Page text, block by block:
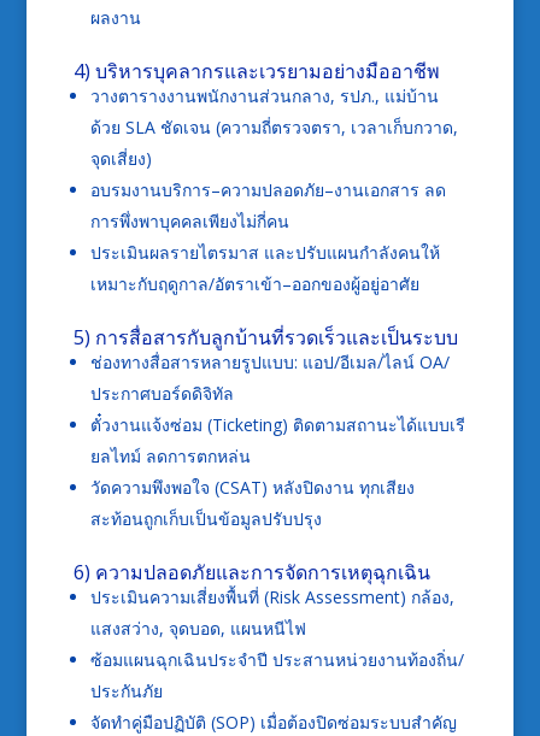
ผลงาน
4) บริหารบุคลากรและเวรยามอย่างมืออาชีพ
วางตารางงานพนักงานส่วนกลาง, รปภ., แม่บ้าน
ด้วย SLA ชัดเจน (ความถี่ตรวจตรา, เวลาเก็บกวาด,
จุดเสี่ยง)
อบรมงานบริการ–ความปลอดภัย–งานเอกสาร ลด
การพึ่งพาบุคคลเพียงไม่กี่คน
ประเมินผลรายไตรมาส และปรับแผนกำลังคนให้
เหมาะกับฤดูกาล/อัตราเข้า–ออกของผู้อยู่อาศัย
5) การสื่อสารกับลูกบ้านที่รวดเร็วและเป็นระบบ
ช่องทางสื่อสารหลายรูปแบบ: แอป/อีเมล/ไลน์ OA/
ประกาศบอร์ดดิจิทัล
ตั๋วงานแจ้งซ่อม (Ticketing) ติดตามสถานะได้แบบเรี
ยลไทม์ ลดการตกหล่น
วัดความพึงพอใจ (CSAT) หลังปิดงาน ทุกเสียง
สะท้อนถูกเก็บเป็นข้อมูลปรับปรุง
6) ความปลอดภัยและการจัดการเหตุฉุกเฉิน
ประเมินความเสี่ยงพื้นที่ (Risk Assessment) กล้อง,
แสงสว่าง, จุดบอด, แผนหนีไฟ
ซ้อมแผนฉุกเฉินประจำปี ประสานหน่วยงานท้องถิ่น/
ประกันภัย
จัดทำคู่มือปฏิบัติ (SOP) เมื่อต้องปิดซ่อมระบบสำคัญ